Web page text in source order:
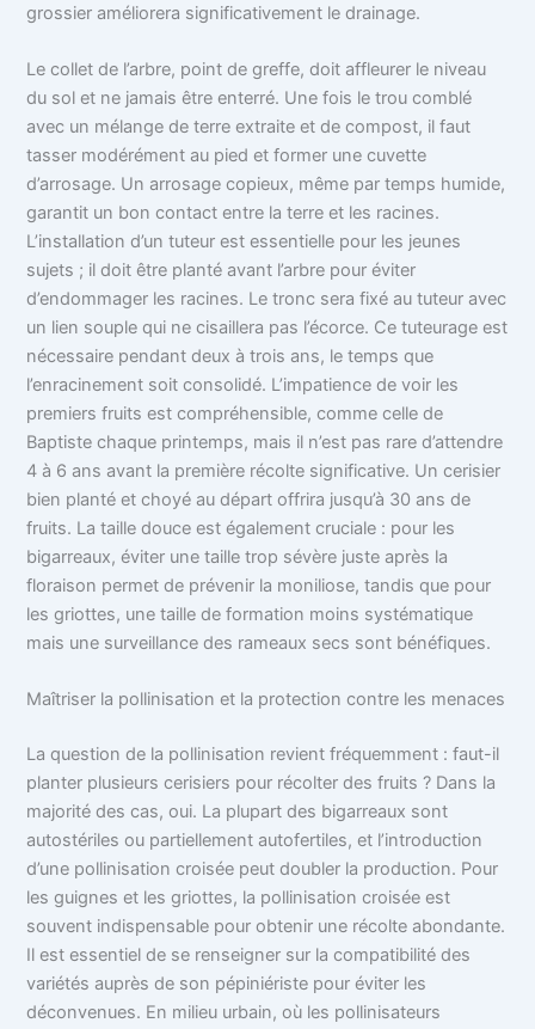
grossier améliorera significativement le drainage.
Le collet de l’arbre, point de greffe, doit affleurer le niveau
du sol et ne jamais être enterré. Une fois le trou comblé
avec un mélange de terre extraite et de compost, il faut
tasser modérément au pied et former une cuvette
d’arrosage. Un arrosage copieux, même par temps humide,
garantit un bon contact entre la terre et les racines.
L’installation d’un tuteur est essentielle pour les jeunes
sujets ; il doit être planté avant l’arbre pour éviter
d’endommager les racines. Le tronc sera fixé au tuteur avec
un lien souple qui ne cisaillera pas l’écorce. Ce tuteurage est
nécessaire pendant deux à trois ans, le temps que
l’enracinement soit consolidé. L’impatience de voir les
premiers fruits est compréhensible, comme celle de
Baptiste chaque printemps, mais il n’est pas rare d’attendre
4 à 6 ans avant la première récolte significative. Un cerisier
bien planté et choyé au départ offrira jusqu’à 30 ans de
fruits. La taille douce est également cruciale : pour les
bigarreaux, éviter une taille trop sévère juste après la
floraison permet de prévenir la moniliose, tandis que pour
les griottes, une taille de formation moins systématique
mais une surveillance des rameaux secs sont bénéfiques.
Maîtriser la pollinisation et la protection contre les menaces
La question de la pollinisation revient fréquemment : faut-il
planter plusieurs cerisiers pour récolter des fruits ? Dans la
majorité des cas, oui. La plupart des bigarreaux sont
autostériles ou partiellement autofertiles, et l’introduction
d’une pollinisation croisée peut doubler la production. Pour
les guignes et les griottes, la pollinisation croisée est
souvent indispensable pour obtenir une récolte abondante.
Il est essentiel de se renseigner sur la compatibilité des
variétés auprès de son pépiniériste pour éviter les
déconvenues. En milieu urbain, où les pollinisateurs